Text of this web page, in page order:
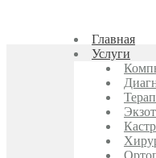
Главная
Услуги